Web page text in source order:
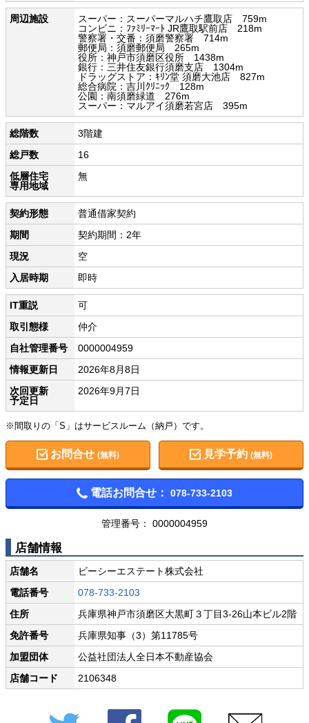
周辺施設
スーパー：スーパーマルハチ鷹取店 759m
コンビニ：ﾌｧﾐﾘｰﾏｰﾄ JR鷹取駅前店 218m
警察署・交番：須磨警察署 714m
郵便局：須磨郵便局 265m
役所：神戸市須磨区役所 1438m
銀行：三井住友銀行須磨支店 1304m
ドラッグストア：ｷﾘﾝ堂 須磨大池店 827m
総合病院：吉川ｸﾘﾆｯｸ 128m
公園：南須磨緑道 276m
スーパー：マルアイ須磨若宮店 395m
総階数
3階建
総戸数
16
低層住宅
専用地域
無
契約形態
普通借家契約
期間
契約期間：2年
現況
空
入居時期
即時
IT重説
可
取引態様
仲介
自社管理番号
0000004959
情報更新日
2026年8月8日
次回更新
予定日
2026年9月7日
※間取りの「S」はサービスルーム（納戸）です。
お問合せ (無料) 見学予約(無料)
電話お問合せ： 078-733-2103
管理番号： 0000004959
店舗情報
店舗名
ビーシーエステート株式会社
電話番号
078-733-2103
住所
兵庫県神戸市須磨区大黒町３丁目3-26山本ビル2階
免許番号
兵庫県知事（3）第11785号
加盟団体
公益社団法人全日本不動産協会
店舗コード
2106348
Twitter Facebook